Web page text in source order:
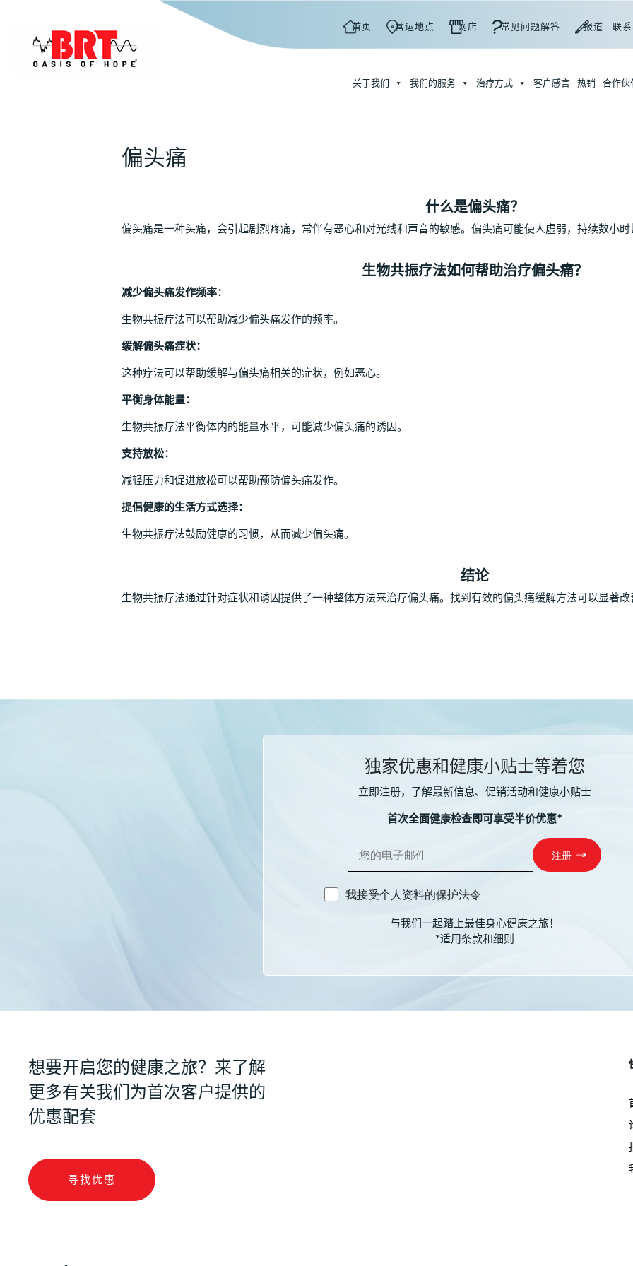
首页 营运地点 网店 常见问题解答 报道 联
关于我们 我们的服务 治疗方式 客户感言 热销 合作伙
偏头痛
什么是偏头痛？
偏头痛是一种头痛，会引起剧烈疼痛，常伴有恶心和对光线和声音的敏感。偏头痛可能使人虚弱，持续数小时
生物共振疗法如何帮助治疗偏头痛？
减少偏头痛发作频率：
生物共振疗法可以帮助减少偏头痛发作的频率。
缓解偏头痛症状：
这种疗法可以帮助缓解与偏头痛相关的症状，例如恶心。
平衡身体能量：
生物共振疗法平衡体内的能量水平，可能减少偏头痛的诱因。
支持放松：
减轻压力和促进放松可以帮助预防偏头痛发作。
提倡健康的生活方式选择：
生物共振疗法鼓励健康的习惯，从而减少偏头痛。
结论
生物共振疗法通过针对症状和诱因提供了一种整体方法来治疗偏头痛。找到有效的偏头痛缓解方法可以显著改
独家优惠和健康小贴士等着您
立即注册，了解最新信息、促销活动和健康小贴士
首次全面健康检查即可享受半价优惠*
我接受个人资料的保护法令
与我们一起踏上最佳身心健康之旅！
*适用条款和细则
想要开启您的健康之旅？来了解
更多有关我们为首次客户提供的
优惠配套
寻找优惠